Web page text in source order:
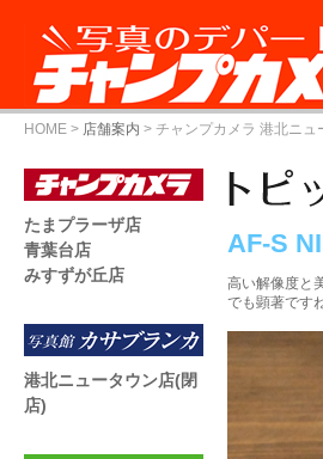
HOME > 店舗案内 > チャンプカメラ 港北ニュ
AF-S
高い解像度と
でも顕著です
たまプラーザ店
青葉台店
みすずが丘店
港北ニュータウン店(閉
店)